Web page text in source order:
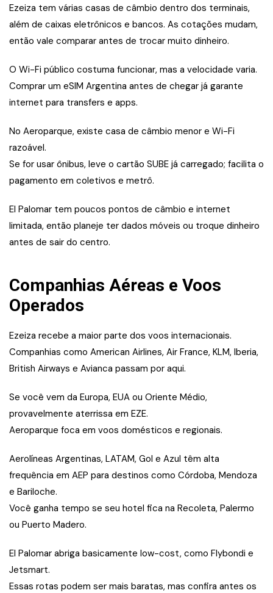
Ezeiza tem várias casas de câmbio dentro dos terminais,
além de caixas eletrônicos e bancos. As cotações mudam,
então vale comparar antes de trocar muito dinheiro.
O Wi-Fi público costuma funcionar, mas a velocidade varia.
Comprar um eSIM Argentina antes de chegar já garante
internet para transfers e apps.
No Aeroparque, existe casa de câmbio menor e Wi-Fi
razoável.
Se for usar ônibus, leve o cartão SUBE já carregado; facilita o
pagamento em coletivos e metrô.
El Palomar tem poucos pontos de câmbio e internet
limitada, então planeje ter dados móveis ou troque dinheiro
antes de sair do centro.
Companhias Aéreas e Voos
Operados
Ezeiza recebe a maior parte dos voos internacionais.
Companhias como American Airlines, Air France, KLM, Iberia,
British Airways e Avianca passam por aqui.
Se você vem da Europa, EUA ou Oriente Médio,
provavelmente aterrissa em EZE.
Aeroparque foca em voos domésticos e regionais.
Aerolíneas Argentinas, LATAM, Gol e Azul têm alta
frequência em AEP para destinos como Córdoba, Mendoza
e Bariloche.
Você ganha tempo se seu hotel fica na Recoleta, Palermo
ou Puerto Madero.
El Palomar abriga basicamente low-cost, como Flybondi e
Jetsmart.
Essas rotas podem ser mais baratas, mas confira antes os